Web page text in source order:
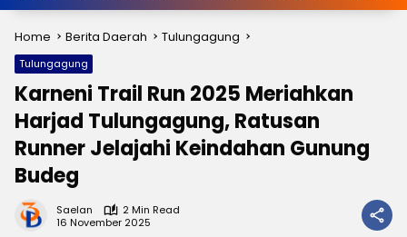
Home Berita Daerah Tulungagung
Tulungagung
Karneni Trail Run 2025 Meriahkan
Harjad Tulungagung, Ratusan
Runner Jelajahi Keindahan Gunung
Budeg
Saelan
2 Min Read
16 November 2025